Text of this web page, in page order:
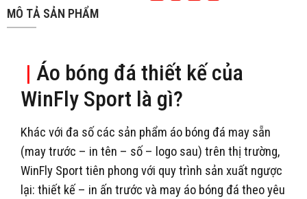
MÔ TẢ SẢN PHẨM
| Áo bóng đá thiết kế của
WinFly Sport là gì?
Khác với đa số các sản phẩm áo bóng đá may sẵn
(may trước – in tên – số – logo sau) trên thị trường,
WinFly Sport tiên phong với quy trình sản xuất ngược
lại: thiết kế – in ấn trước và may áo bóng đá theo yêu